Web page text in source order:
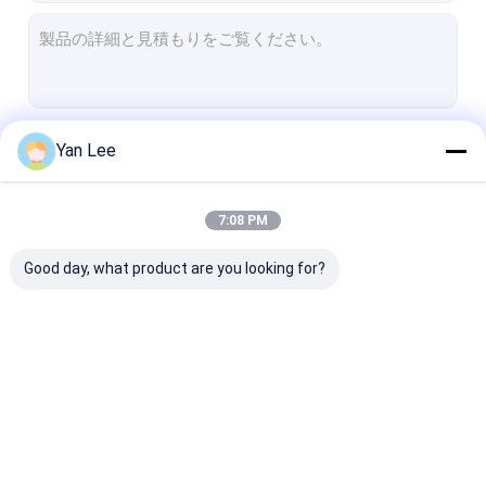
高度のエンジニアリング セラミックス
Yan Lee
7:08 PM
Good day, what product are you looking for?